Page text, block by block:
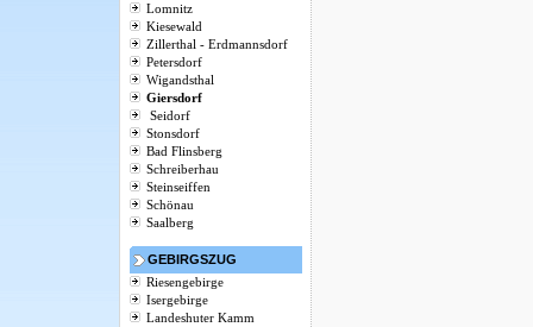
Lomnitz
Kiesewald
Zillerthal - Erdmannsdorf
Petersdorf
Wigandsthal
Giersdorf
Seidorf
Stonsdorf
Bad Flinsberg
Schreiberhau
Steinseiffen
Schönau
Saalberg
GEBIRGSZUG
Riesengebirge
Isergebirge
Landeshuter Kamm